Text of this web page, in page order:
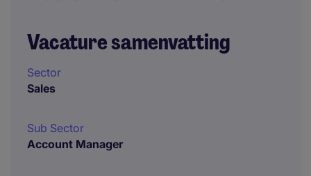
Vacature samenvatting
Sector
Sales
Sub Sector
Account Manager